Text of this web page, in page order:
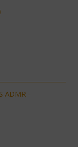
ADMR -